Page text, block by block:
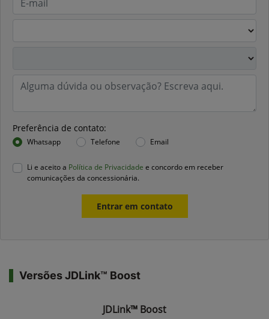
Preferência de contato:
Whatsapp Telefone Email
Li e aceito a Política de Privacidade e concordo em receber
comunicações da concessionária.
Entrar em contato
Versões JDLink™ Boost
JDLink™ Boost